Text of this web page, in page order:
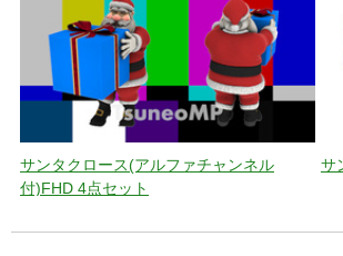
サンタクロース(アルファチャンネル
付)FHD 4点セット
サ